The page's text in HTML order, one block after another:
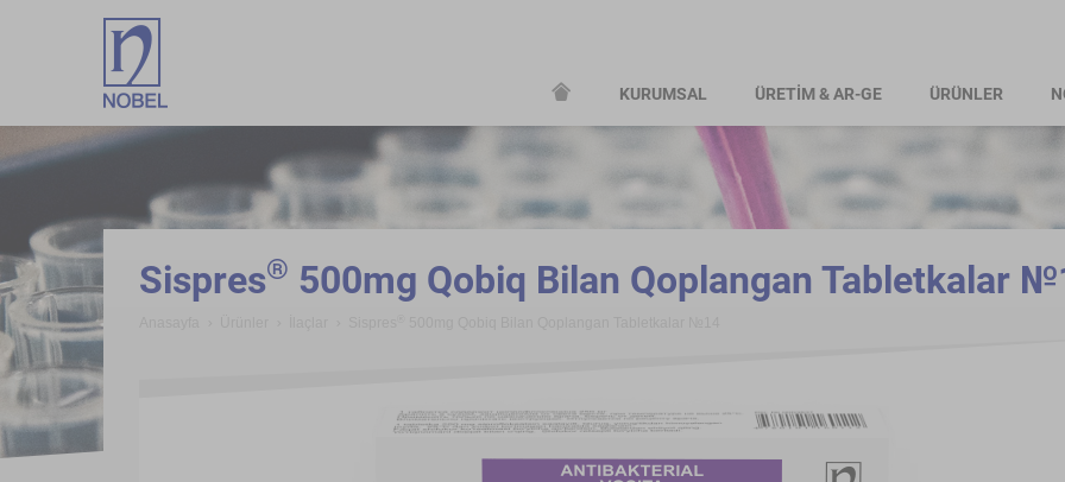
KURUMSAL ÜRETİM & AR-GE ÜRÜNLER
Sispres® 500mg Qobiq Bilan Qoplangan Tabletkalar